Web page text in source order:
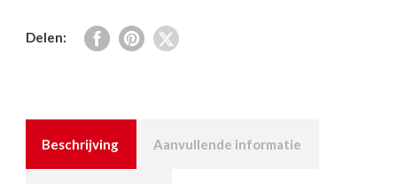
Delen:
Beschrijving Aanvullende informatie